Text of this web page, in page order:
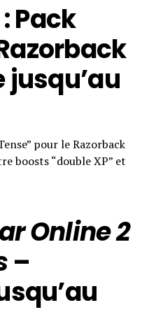
: Pack
jusqu’au
pour le Razorback
boosts “double XP” et
Online 2
–